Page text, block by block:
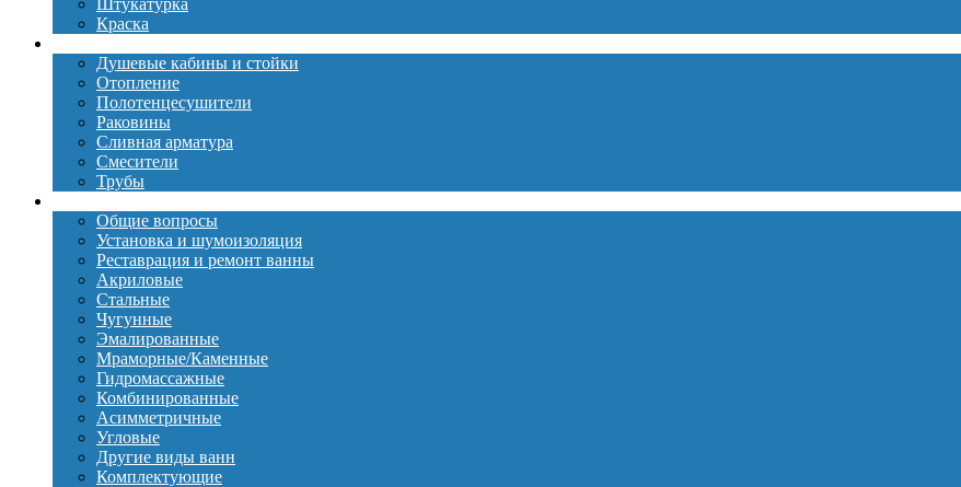
Штукатурка
Краска
Душевые кабины и стойки
Отопление
Полотенцесушители
Раковины
Сливная арматура
Смесители
Трубы
Общие вопросы
Установка и шумоизоляция
Реставрация и ремонт ванны
Акриловые
Стальные
Чугунные
Эмалированные
Мраморные/Каменные
Гидромассажные
Комбинированные
Асимметричные
Угловые
Другие виды ванн
Комплектующие